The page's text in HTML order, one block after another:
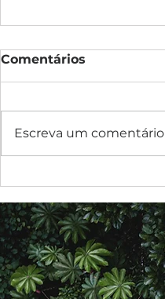
Comentários
Escreva um comentário